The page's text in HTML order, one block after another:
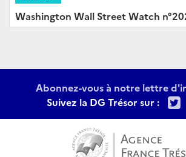
Washington Wall Street Watch
Abonnez-vous à notre lettre
Suivez la DG Trésor sur :